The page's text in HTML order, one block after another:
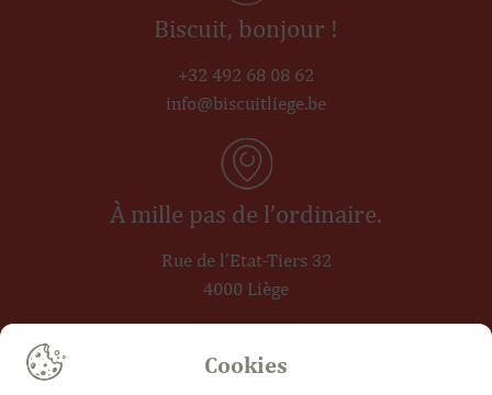
Cookies
Biscuit, bonjour !
+32 492 68 08 62
info@biscuitliege.be
À mille pas de l’ordinaire.
Rue de l’Etat-Tiers 32
4000 Liège